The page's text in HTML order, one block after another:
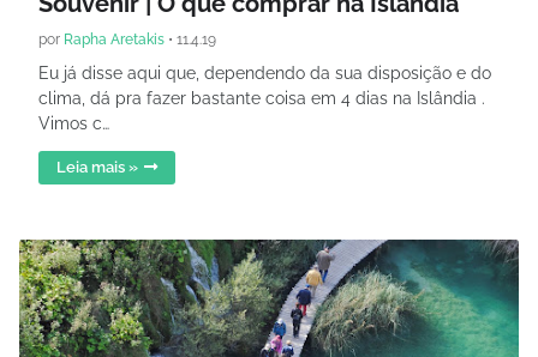
por Rapha Aretakis • 11.4.19
Eu já disse aqui que, dependendo da sua disposição e do
clima, dá pra fazer bastante coisa em 4 dias na Islândia .
Vimos c…
Leia mais »